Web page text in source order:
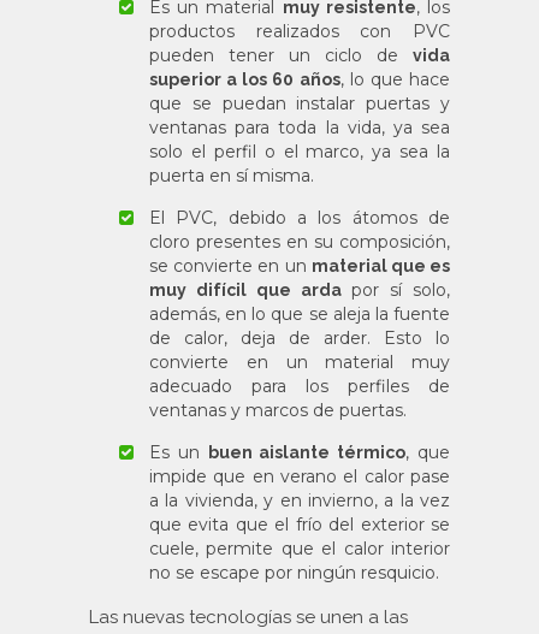
Es un material muy resistente, los
productos realizados con PVC
pueden tener un ciclo de vida
superior a los 60 años, lo que hace
que se puedan instalar puertas y
ventanas para toda la vida, ya sea
solo el perfil o el marco, ya sea la
puerta en sí misma.
El PVC, debido a los átomos de
cloro presentes en su composición,
se convierte en un material que es
muy difícil que ardapor sí solo,
además, en lo que se aleja la fuente
de calor, deja de arder. Esto lo
convierte en un material muy
adecuado para los perfiles de
ventanas y marcos de puertas.
Es un
buen aislante térmico, que
impide que en verano el calor pase
a la vivienda, y en invierno, a la vez
que evita que el frío del exterior se
cuele, permite que el calor interior
no se escape por ningún resquicio.
Las nuevas tecnologías se unen a las